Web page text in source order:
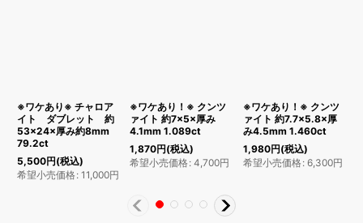
※ワケあり※ チャロア
イト ダブレット 約
53×24×厚み約8mm
79.2ct
5,500円(税込)
希望小売価格 : 11,000円
※ワケあり！※ クンツ
ァイト 約7×5×厚み
4.1mm 1.089ct
1,870円(税込)
希望小売価格 : 4,700円
※ワケあり！※ クンツ
ァイト 約7.7×5.8×厚
み4.5mm 1.460ct
1,980円(税込)
希望小売価格 : 6,300円